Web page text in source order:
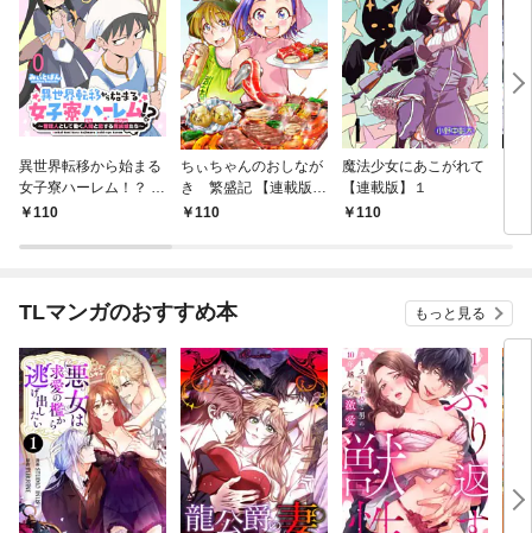
異世界転移から始まる
女子寮ハーレム！？ ～
管理人として働く人間
【連載版】０
110
ちぃちゃんのおしなが
き 繁盛記 【連載版】
１110
魔法少女にあこがれて
【連載版】１
110
TLマンガのおすすめ本 もっと見る